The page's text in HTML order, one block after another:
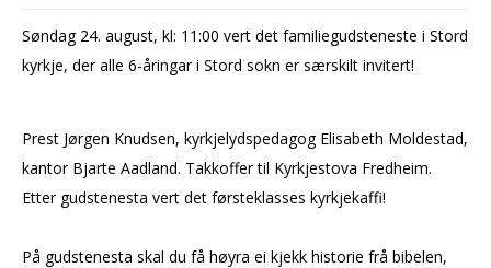
INFORMASJON
KONTAKT OSS
Søndag 24. august, kl: 11:00 vert det familiegudsteneste i Stord
kyrkje, der alle 6-åringar i Stord sokn er særskilt invitert!
Prest Jørgen Knudsen, kyrkjelydspedagog Elisabeth Moldestad,
kantor Bjarte Aadland. Takkoffer til Kyrkjestova Fredheim.
Etter gudstenesta vert det førsteklasses kyrkjekaffi!
På gudstenesta skal du få høyra ei kjekk historie frå bibelen,